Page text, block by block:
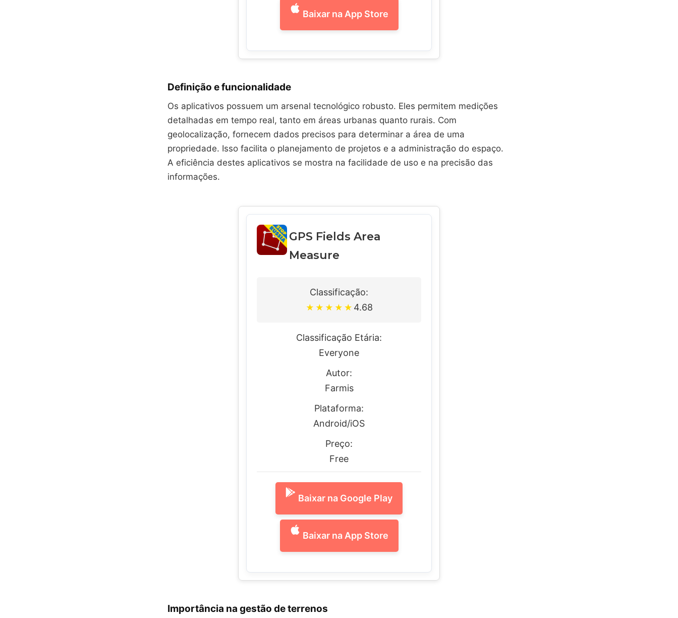
Baixar na App Store
Definição e funcionalidade
Os aplicativos possuem um arsenal tecnológico robusto. Eles permitem medições
detalhadas em tempo real, tanto em áreas urbanas quanto rurais. Com
geolocalização, fornecem dados precisos para determinar a área de uma
propriedade. Isso facilita o planejamento de projetos e a administração do espaço.
A eficiência destes aplicativos se mostra na facilidade de uso e na precisão das
informações.
GPS Fields Area
Measure
Classificação:
★ ★ ★ ★ ★ 4.68
Classificação Etária:
Everyone
Autor:
Farmis
Plataforma:
Android/iOS
Preço:
Free
Baixar na Google Play
Baixar na App Store
Importância na gestão de terrenos